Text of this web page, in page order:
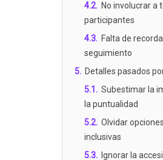
4.2. No involucrar a
participantes
4.3. Falta de
seguimiento
5. Detalles pasados
5.1 . Subestimar la
la puntualidad
5.2. Olvidar
inclusivas
5.3. Ignorar la